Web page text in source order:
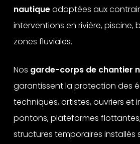
nautiqueadaptées aux
interventions en rivière, piscine,
zones fluviales.
Nos garde-corps de chantier
garantissent la protection des
techniques, artistes, ouvriers et
pontons, plateformes
structures temporaires installés